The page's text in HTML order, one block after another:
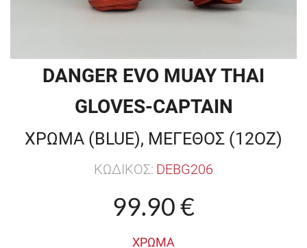
DANGER EVO MUAY THAI
GLOVES-CAPTAIN
ΧΡΩΜΑ (BLUE), ΜΕΓΕΘΟΣ (12OZ)
ΚΩΔΙΚΟΣ: DEBG206
99.90 €
ΧΡΩΜΑ